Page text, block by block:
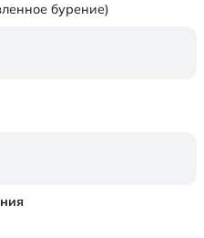
бурение)